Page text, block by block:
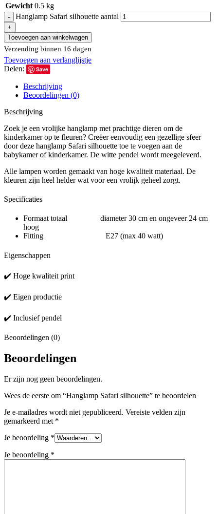
Gewicht 0.5 kg
Hanglamp Safari silhouette aantal
Toevoegen aan winkelwagen
Verzending binnen 16 dagen
Toevoegen aan verlanglijstje
Delen:
Save
Beschrijving
Beoordelingen (0)
Beschrijving
Zoek je een vrolijke hanglamp met prachtige dieren om de
kinderkamer op te fleuren? Creëer eenvoudig een gezellige sfeer
door deze hanglamp Safari silhouette toe te voegen aan de
babykamer of kinderkamer. De witte pendel wordt meegeleverd.
Alle lampen worden gemaakt van hoge kwaliteit materiaal. De
kleuren zijn heel helder wat voor een vrolijk geheel zorgt.
Specificaties
Formaat totaal diameter 30 cm en ongeveer 24 cm
hoog
Fitting E27 (max 40 watt)
Eigenschappen
✔️ Hoge kwaliteit print
✔️ Eigen productie
✔️ Inclusief pendel
Beoordelingen (0)
Beoordelingen
Er zijn nog geen beoordelingen.
Wees de eerste om “Hanglamp Safari silhouette” te beoordelen
Je e-mailadres wordt niet gepubliceerd. Vereiste velden zijn
gemarkeerd met *
Je beoordeling *
Je beoordeling *